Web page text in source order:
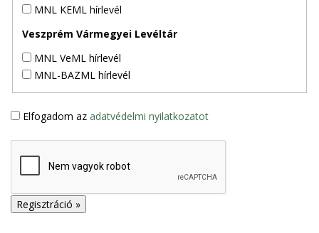
MNL KEML hírlevél
Veszprém Vármegyei Levéltár
MNL VeML hírlevél
MNL-BAZML hírlevél
Elfogadom az adatvédelmi nyilatkozatot